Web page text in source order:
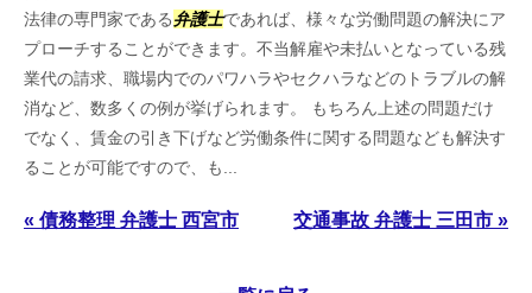
法律の専門家である弁護士であれば、様々な労働問題の解決にア
プローチすることができます。不当解雇や未払いとなっている残
業代の請求、職場内でのパワハラやセクハラなどのトラブルの解
消など、数多くの例が挙げられます。 もちろん上述の問題だけ
でなく、賃金の引き下げなど労働条件に関する問題なども解決す
ることが可能ですので、も...
« 債務整理 弁護士 西宮市 交通事故 弁護士 三田市 »